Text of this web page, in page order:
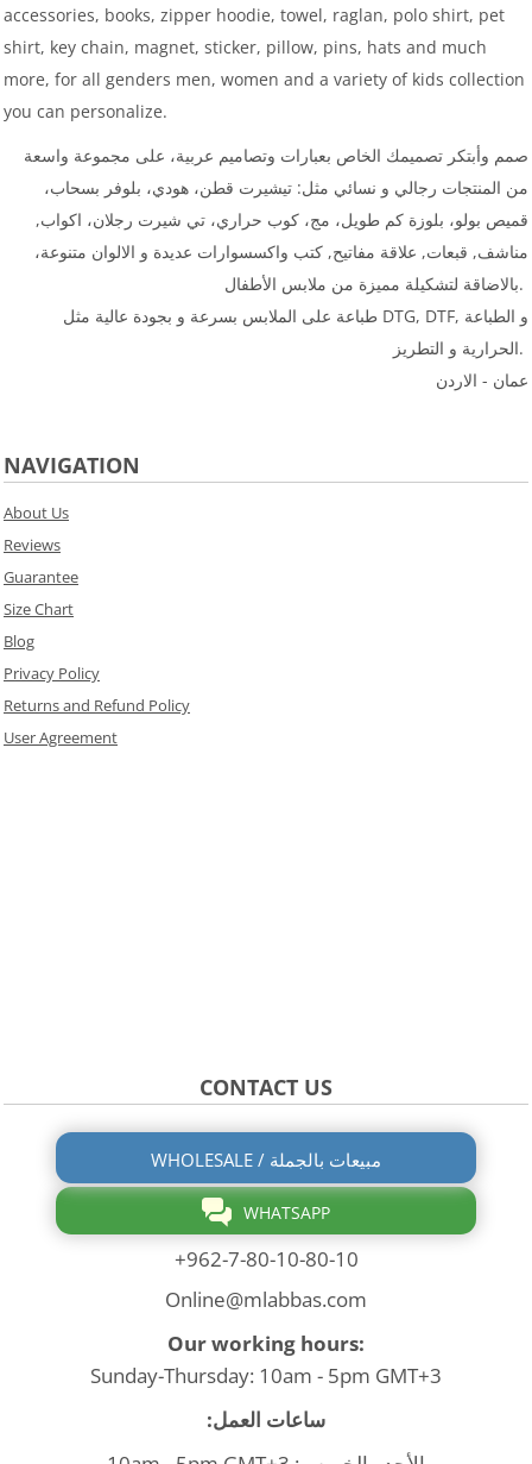
accessories, books, zipper hoodie, towel, raglan, polo shirt, pet
shirt, key chain, magnet, sticker, pillow, pins, hats and much
more, for all genders men, women and a variety of kids collection
you can personalize.
صمم وأبتكر تصميمك الخاص بعبارات وتصاميم عربية، على مجموعة واسعة
من المنتجات رجالي و نسائي مثل: تيشيرت قطن، هودي، بلوفر بسحاب،
قميص بولو، بلوزة كم طويل، مج، كوب حراري، تي شيرت رجلان، اكواب,
مناشف, قبعات, علاقة مفاتيح, كتب واكسسوارات عديدة و الالوان متنوعة،
بالاضاقة لتشكيلة مميزة من ملابس الأطفال.
طباعة على الملابس بسرعة و بجودة عالية مثل DTG, DTF, و الطباعة
الحرارية و التطريز.
عمان - الاردن
NAVIGATION
About Us
Reviews
Guarantee
Size Chart
Blog
Privacy Policy
Returns and Refund Policy
User Agreement
CONTACT US
WHOLESALE / مبيعات بالجملة
WHATSAPP
+962-7-80-10-80-10
Online@mlabbas.com
Our working hours:
Sunday-Thursday: 10am - 5pm GMT+3
ساعات العمل: